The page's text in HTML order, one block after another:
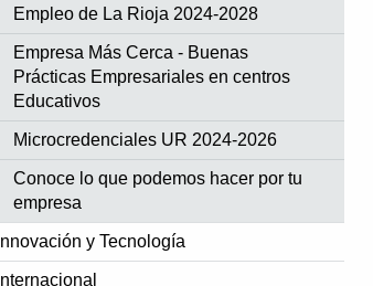
Empleo de La Rioja 2024-2028
Empresa Más Cerca - Buenas
Prácticas Empresariales en centros
Educativos
Microcredenciales UR 2024-2026
Conoce lo que podemos hacer por tu
empresa
Innovación y Tecnología
Internacional